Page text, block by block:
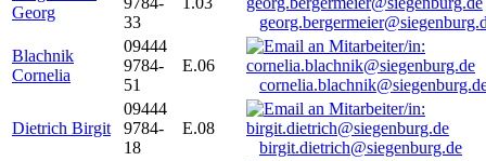
Georg
33
Blachnik
Cornelia
09444
9784-
51
E.06
Dietrich Birgit
09444
9784-
18
E.08
birgit.dietrich@siegenburg.de